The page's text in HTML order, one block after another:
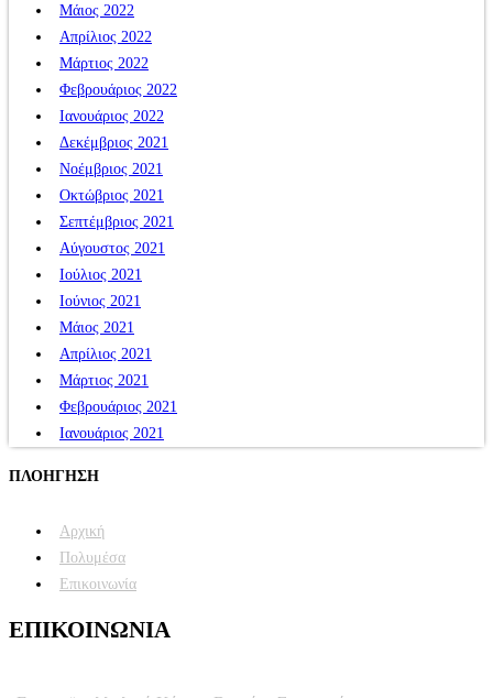
Μάιος 2022
Απρίλιος 2022
Μάρτιος 2022
Φεβρουάριος 2022
Ιανουάριος 2022
Δεκέμβριος 2021
Νοέμβριος 2021
Οκτώβριος 2021
Σεπτέμβριος 2021
Αύγουστος 2021
Ιούλιος 2021
Ιούνιος 2021
Μάιος 2021
Απρίλιος 2021
Μάρτιος 2021
Φεβρουάριος 2021
Ιανουάριος 2021
ΠΛΟΗΓΗΣΗ
Αρχική
Πολυμέσα
Επικοινωνία
ΕΠΙΚΟΙΝΩΝΙΑ